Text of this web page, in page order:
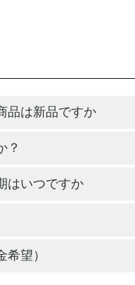
品は新品ですか
？
はいつですか
望）